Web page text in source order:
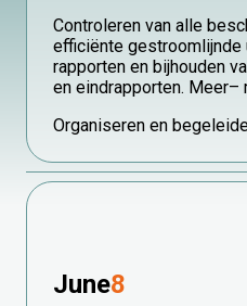
Controleren van alle
efficiënte gestroomlijnde
rapporten en bijhouden
en eindrapporten. Meer–
Organiseren en
June8